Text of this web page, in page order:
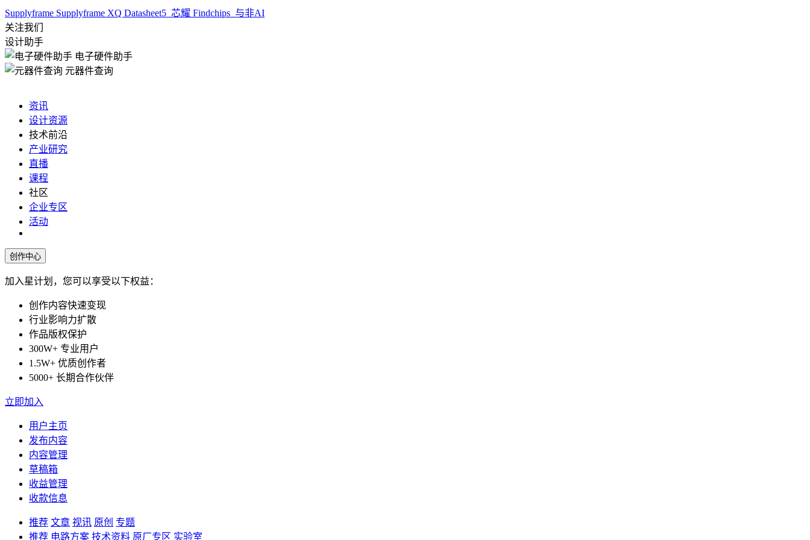
Supplyframe Supplyframe XQ Datasheet5 芯耀 Findchips 与非AI
关注我们
设计助手
电子硬件助手
元器件查询
资讯
设计资源
技术前沿
产业研究
直播
课程
社区
企业专区
活动
创作中心
加入星计划，您可以享受以下权益：
创作内容快速变现
行业影响力扩散
作品版权保护
300W+ 专业用户
1.5W+ 优质创作者
5000+ 长期合作伙伴
立即加入
用户主页
发布内容
内容管理
草稿箱
收益管理
收款信息
推荐 文章 视讯 原创 专题
推荐 电路方案 技术资料 原厂专区 实验室